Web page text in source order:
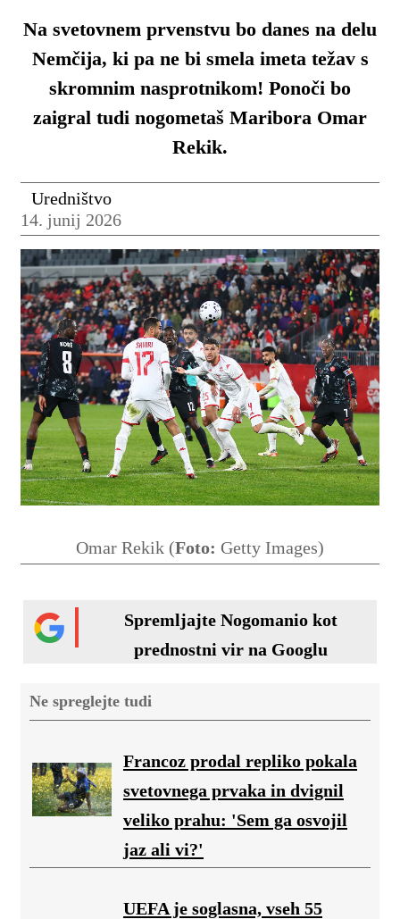
Na svetovnem prvenstvu bo danes na delu
Nemčija, ki pa ne bi smela imeta težav s
skromnim nasprotnikom! Ponoči bo
zaigral tudi nogometaš Maribora Omar
Rekik.
Uredništvo
14. junij 2026
Omar Rekik (Foto: Getty Images)
Spremljajte Nogomanio kot
prednostni vir na Googlu
Ne spreglejte tudi
Francoz prodal repliko pokala
svetovnega prvaka in dvignil
veliko prahu: 'Sem ga osvojil
jaz ali vi?'
UEFA je soglasna, vseh 55